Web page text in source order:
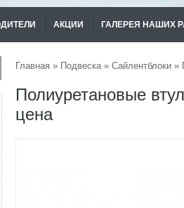
АКЦИИ ГАЛЕРЕЯ НАШИХ
Главная » Подвеска» Cайлентблоки »
Полиуретановые
цена